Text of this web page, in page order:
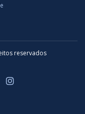
reservados